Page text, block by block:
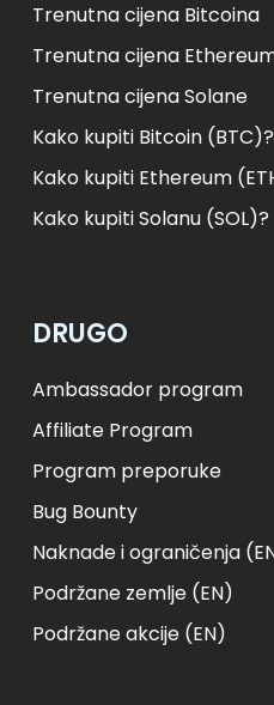
Trenutna cijena Bitcoina
Trenutna cijena
Trenutna cijena Solane
Kako kupiti Bitcoin (BTC)?
Kako kupiti Ethereum
Kako kupiti Solanu (SOL)?
DRUGO
Ambassador program
Affiliate Program
Program preporuke
Bug Bounty
Naknade i ograničenja
Podržane zemlje (EN)
Podržane akcije (EN)